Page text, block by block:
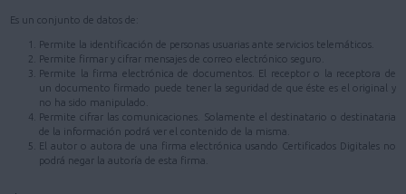
Es un conjunto de datos de:
Permite la identificación de personas usuarias ante servicios telemáticos.
Permite firmar y cifrar mensajes de correo electrónico seguro.
Permite la firma electrónica de documentos. El receptor o la receptora de
un documento firmado puede tener la seguridad de que éste es el original y
no ha sido manipulado.
Permite cifrar las comunicaciones. Solamente el destinatario o destinataria
de la información podrá ver el contenido de la misma.
El autor o autora de una firma electrónica usando Certificados Digitales no
podrá negar la autoría de esta firma.